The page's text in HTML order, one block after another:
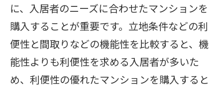
に、入居者のニーズに合わせたマンションを
購入することが重要です。立地条件などの利
便性と間取りなどの機能性を比較すると、機
能性よりも利便性を求める入居者が多いた
め、利便性の優れたマンションを購入すると